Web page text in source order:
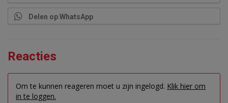
Delen op WhatsApp
Reacties
Om te kunnen reageren moet u zijn ingelogd. Klik hier om
in te loggen.